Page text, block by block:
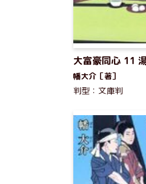
大富豪同心 11
幡大介［著］
判型：文庫判